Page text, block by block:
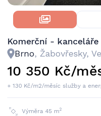
Komerční - kanceláře
Brno, Žabovřesky,
10 350 Kč/
+ 130 Kč/m2/měsíc služby a
Výměra 45 m2